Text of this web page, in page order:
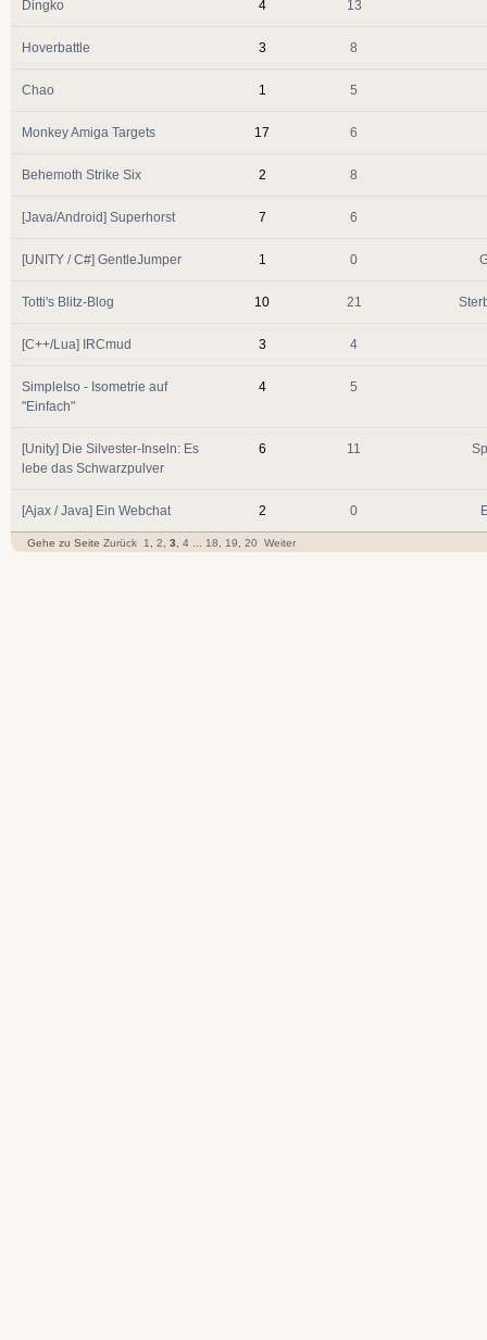
Dingko 4 13
Hoverbattle 3 8
Chao 1 5
Monkey Amiga Targets 17 6
Behemoth Strike Six 2 8
[Java/Android] Superhorst 7 6
[UNITY / C#] GentleJumper 1 0
Totti's Blitz-Blog 10 21
[C++/Lua] IRCmud 3 4
SimpleIso - Isometrie auf
"Einfach"
4 5
[Unity] Die Silvester-Inseln: Es
lebe das Schwarzpulver
6 11
[Ajax / Java] Ein Webchat 2 0
Gehe zu Seite Zurück 1, 2, 3, 4... 18, 19, 20 Weiter